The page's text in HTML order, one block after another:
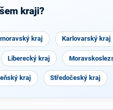
kraji?
kraj Karlovarský kraj
Liberecký kraj
kraj Středočeský kraj